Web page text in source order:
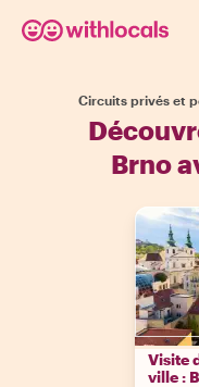
Circuits privés et
Brno
Visite
ville :